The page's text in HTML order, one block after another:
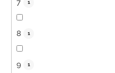
7 1
8 1
9 1